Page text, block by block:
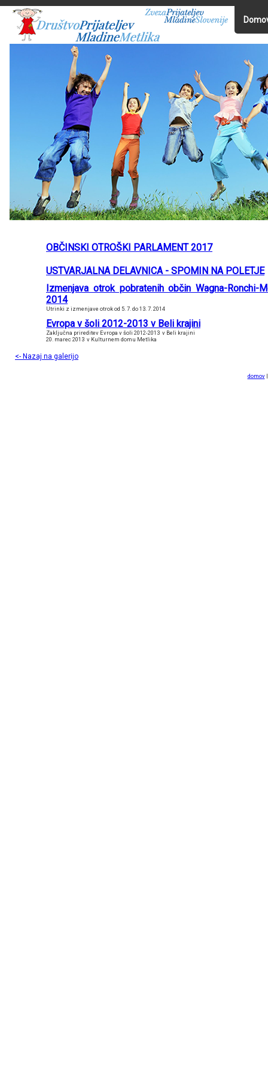
OBČINSKI OTROŠKI PARLAMENT 2017
USTVARJALNA DELAVNICA - SPOMIN NA POLETJE
Izmenjava otrok pobratenih občin Wagna-Ronchi-
2014
Utrinki z izmenjave otrok od 5. 7. do 13. 7. 2014
Evropa v šoli 2012-2013 v Beli krajini
Zaključna prireditev Evropa v šoli 2012-2013 v Beli krajini
20. marec 2013 v Kulturnem domu Metlika
<- Nazaj na galerijo
domov